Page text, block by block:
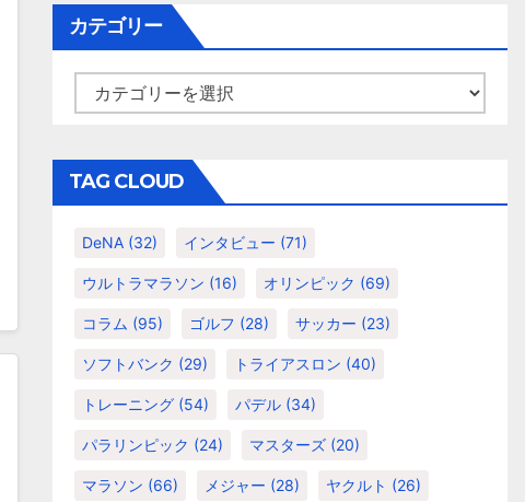
イ
ブ
カテゴリー
テ
リ
ー
TAG CLOUD
DeNA (32) インタビュー (71)
ウルトラマラソン (16) オリンピック (69)
コラム (95) ゴルフ (28) サッカー (23)
ソフトバンク (29) トライアスロン (40)
トレーニング (54) パデル (34)
パラリンピック (24) マスターズ (20)
マラソン (66) メジャー (28) ヤクルト (26)